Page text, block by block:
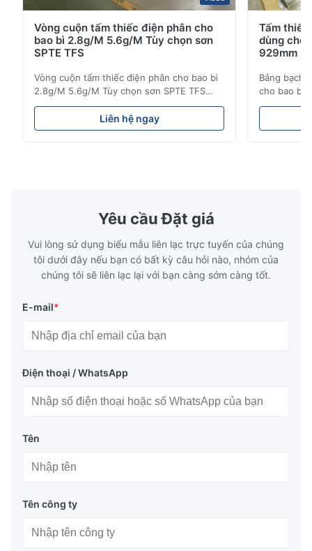
Vòng cuộn tấm thiếc điện phân cho
bao bì 2.8g/M 5.6g/M Tùy chọn sơn
SPTE TFS
Vòng cuộn tấm thiếc điện phân cho bao bì
2.8g/M 5.6g/M Tùy chọn sơn SPTE TFS
Vòng cuộn tấm thiếc điện phân cho bao bì
- 2.8/2.8 & 5.6/5.6g/m Tùy chọn sơn SPTE
TFS Bảng thiếc điện phân (ETP) đại diện
Liên hệ ngay
Tấm
dùng cho
929mm
Bảng bạch
cho bao bì
tả sản
được thiết
Yêu cầu Đặt giá
Vui lòng sử dụng biểu mẫu liên lạc trực tuyến của chúng
tôi dưới đây nếu bạn có bất kỳ câu hỏi nào, nhóm của
chúng tôi sẽ liên lạc lại với bạn càng sớm càng tốt.
E-mail*
Điện thoại / WhatsApp
Tên
Tên công ty